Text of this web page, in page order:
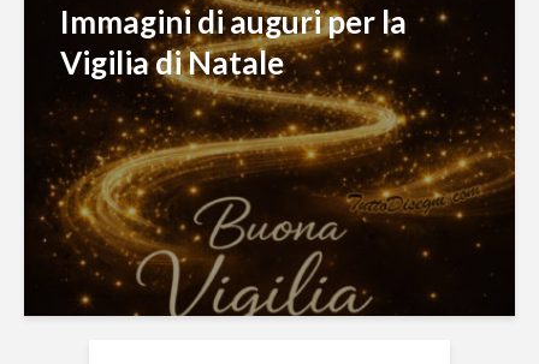
Immagini di auguri per la
Vigilia di Natale